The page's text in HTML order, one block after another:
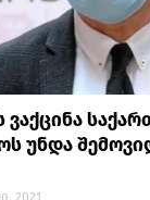
ვაქცინა
უნდა